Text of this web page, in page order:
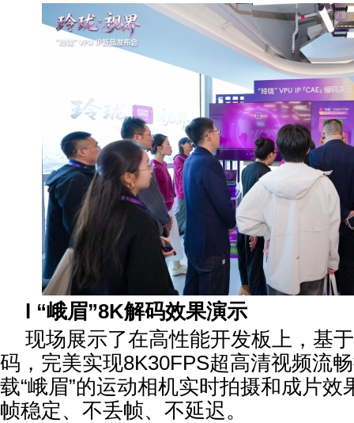
l “峨眉”8K解码效果演示
现场展示了在高性能开发板上，基
码，完美实现8K30FPS超高清视频流
载“峨眉”的运动相机实时拍摄和成片效
帧稳定、不丢帧、不延迟。